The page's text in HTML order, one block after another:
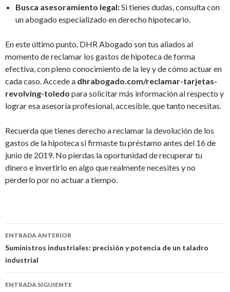
Busca asesoramiento legal:Si tienes dudas, consulta con
un abogado especializado en derecho hipotecario.
En este último punto, DHR Abogado son tus aliados al
momento de reclamar los gastos de hipoteca de forma
efectiva, con pleno conocimiento de la ley y de cómo actuar en
cada caso. Accede a dhrabogado.com/reclamar-tarjetas-
revolving-toledo para solicitar más información al respecto y
lograr esa asesoría profesional, accesible, que tanto necesitas.
Recuerda que tienes derecho a reclamar la devolución de los
gastos de la hipoteca si firmaste tu préstamo antes del 16 de
junio de 2019. No pierdas la oportunidad de recuperar tu
dinero e invertirlo en algo que realmente necesites y no
perderlo por no actuar a tiempo.
Navegación
de
entradas
ENTRADA ANTERIOR
Suministros industriales: precisión y potencia de un taladro
industrial
ENTRADA SIGUIENTE